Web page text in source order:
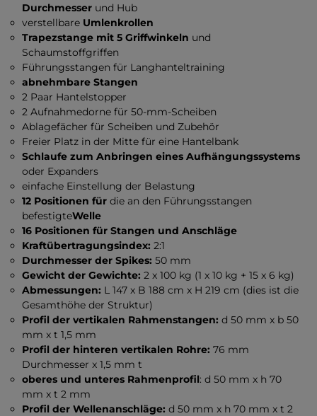
Durchmesser und Hub
verstellbare Umlenkrollen
Trapezstange mit 5 Griffwinkeln und
Schaumstoffgriffen
Führungsstangen für Langhanteltraining
abnehmbare Stangen
2 Paar Hantelstopper
2 Aufnahmedorne für 50-mm-Scheiben
Ablagefächer für Scheiben und Zubehör
Freier Platz in der Mitte für eine Hantelbank
Schlaufe zum Anbringen eines Aufhängungssystems
oder Expanders
einfache Einstellung der Belastung
12 Positionen für die an den Führungsstangen
befestigteWelle
16 Positionen für Stangen und Anschläge
Kraftübertragungsindex:2:1
Durchmesser der Spikes:50 mm
Gewicht der Gewichte: 2 x 100 kg (1 x 10 kg + 15 x 6 kg)
Abmessungen: L 147 x B 188 cm x H 219 cm (dies ist die
Gesamthöhe der Struktur)
Profil der vertikalen Rahmenstangen: d 50 mm x b 50
mm x t 1,5 mm
Profil der hinteren vertikalen Rohre:76 mm
Durchmesser x 1,5 mm t
oberes und unteres Rahmenprofil: d 50 mm x h 70
mm x t 2 mm
Profil der Wellenanschläge: d 50 mm x h 70 mm x t 2